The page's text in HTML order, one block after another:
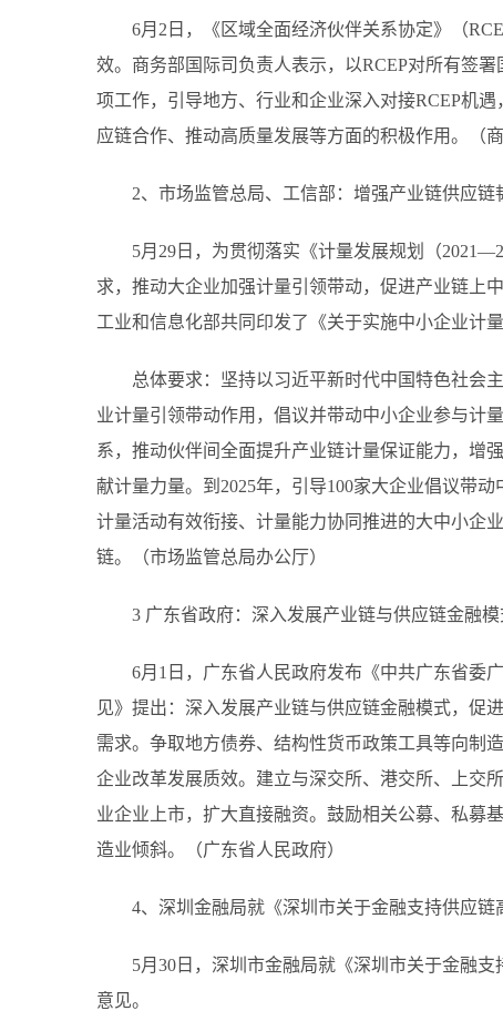
6月2日，《区域全面经济伙伴关系协定》（
效。商务部国际司负责人表示，以RCEP对所有签
项工作，引导地方、行业和企业深入对接RCEP机
应链合作、推动高质量发展等方面的积极作用。（商
2、市场监管总局、工信部：增强产业链供应链
5月29日，为贯彻落实《计量发展规划（
求，推动大企业加强计量引领带动，促进产业链上
工业和信息化部共同印发了《关于实施中小企业计
总体要求：坚持以习近平新时代中国特色社会
业计量引领带动作用，倡议并带动中小企业参与计
系，推动伙伴间全面提升产业链计量保证能力，增
献计量力量。到2025年，引导100家大企业倡议带
计量活动有效衔接、计量能力协同推进的大中小企
链。（市场监管总局办公厅）
3 广东省政府：深入发展产业链与供应链金融模
6月1日，广东省人民政府发布《中共广东省委
见》提出：深入发展产业链与供应链金融模式，促
需求。争取地方债券、结构性货币政策工具等向制
企业改革发展质效。建立与深交所、港交所、上交
业企业上市，扩大直接融资。鼓励相关公募、私募
造业倾斜。（广东省人民政府）
4、深圳金融局就《深圳市关于金融支持供应
5月30日，深圳市金融局就《深圳市关于金融
意见。